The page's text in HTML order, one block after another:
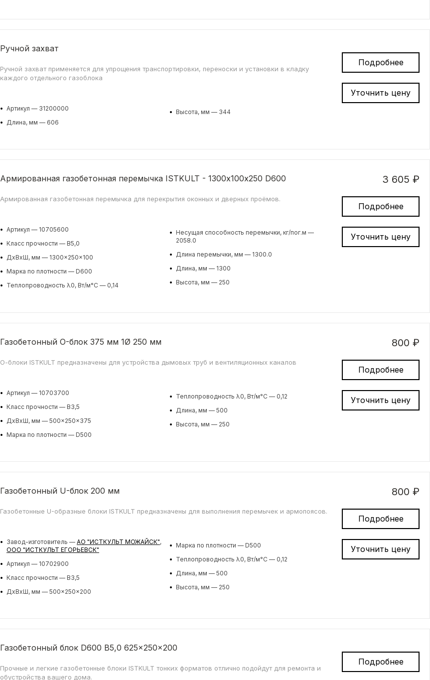
Подробнее
Уточнить цену
Ручной захват
Ручной захват применяется для упрощения транспортировки, переноски и установки в кладку
каждого отдельного газоблока
• Артикул — 31200000
• Длина, мм — 606
• Высота, мм — 344
3 605 ₽
Подробнее
Уточнить цену
Армированная газобетонная перемычка ISTKULT - 1300х100х250 D600
Армированная газобетонная перемычка для перекрытия оконных и дверных проёмов.
• Артикул — 10705600
• Класс прочности — B5,0
• ДхВхШ, мм — 1300x250x100
• Марка по плотности — D600
• Теплопроводность λ0, Вт/м°С — 0,14
• Несущая способность перемычки, кг/пог.м —
2058.0
• Длина перемычки, мм — 1300.0
• Длина, мм — 1300
• Высота, мм — 250
800 ₽
Подробнее
Уточнить цену
Газобетонный O-блок 375 мм 1Ø 250 мм
О-блоки ISTKULT предназначены для устройства дымовых труб и вентиляционных каналов
• Артикул — 10703700
• Класс прочности — B3,5
• ДхВхШ, мм — 500x250x375
• Марка по плотности — D500
• Теплопроводность λ0, Вт/м°С — 0,12
• Длина, мм — 500
• Высота, мм — 250
800 ₽
Подробнее
Уточнить цену
Газобетонный U-блок 200 мм
Газобетонные U-образные блоки ISTKULT предназначены для выполнения перемычек и армопоясов.
• Завод-изготовитель — АО "ИСТКУЛЬТ МОЖАЙСК",
ООО "ИСТКУЛЬТ ЕГОРЬЕВСК"
• Артикул — 10702900
• Класс прочности — B3,5
• ДхВхШ, мм — 500x250x200
• Марка по плотности — D500
• Теплопроводность λ0, Вт/м°С — 0,12
• Длина, мм — 500
• Высота, мм — 250
Подробнее
Газобетонный блок D600 B5,0 625x250x200
Прочные и легкие газобетонные блоки ISTKULT тонких форматов отлично подойдут для ремонта и
обустройства вашего дома.